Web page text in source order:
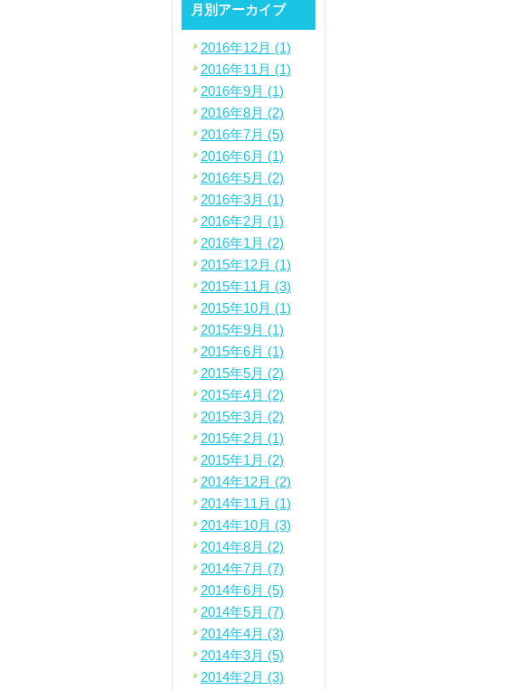
月別アーカイブ
2016年12月 (1)
2016年11月 (1)
2016年9月 (1)
2016年8月 (2)
2016年7月 (5)
2016年6月 (1)
2016年5月 (2)
2016年3月 (1)
2016年2月 (1)
2016年1月 (2)
2015年12月 (1)
2015年11月 (3)
2015年10月 (1)
2015年9月 (1)
2015年6月 (1)
2015年5月 (2)
2015年4月 (2)
2015年3月 (2)
2015年2月 (1)
2015年1月 (2)
2014年12月 (2)
2014年11月 (1)
2014年10月 (3)
2014年8月 (2)
2014年7月 (7)
2014年6月 (5)
2014年5月 (7)
2014年4月 (3)
2014年3月 (5)
2014年2月 (3)